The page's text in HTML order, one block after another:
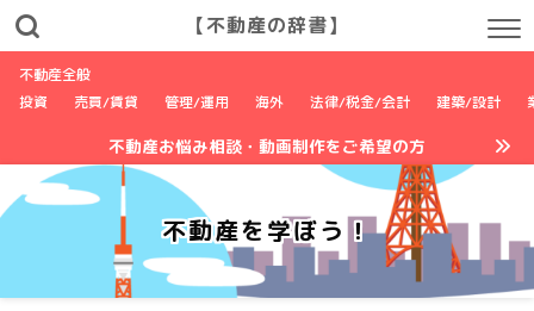
【不動産の辞書】
不動産全般
投資
売買/賃貸 管理/運用 海外 法律/税金/会計 建築/設計
不動産お悩み相談・動画制作をご希望の方
不動産を学ぼう！